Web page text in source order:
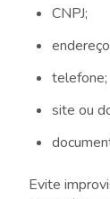
CNPJ;
telefone;
site ou
Evite